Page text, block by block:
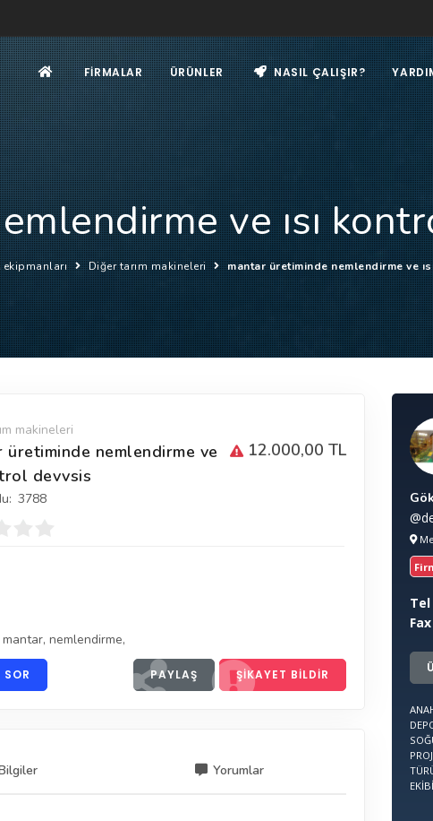
FIRMALAR ÜRÜNLER NASIL ÇALIŞIR?
ve ısı
ekipmanları Diğer tarım makineleri mantar üretiminde nemlendirme ve
makineleri
12.000,00 TL
üretiminde nemlendirme ve
devvsis
3788
mantar, nemlendirme,
SOR PAYLAŞ ŞIKAYET BILDIR
Yorumlar
Tel
Fax